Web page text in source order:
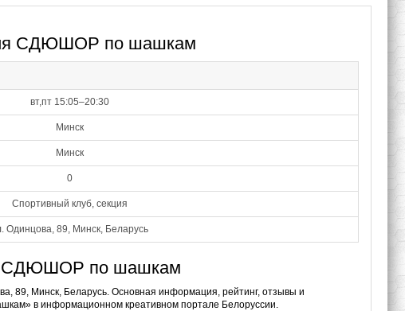
СДЮШОР по шашкам
вт,пт 15:05–20:30
Минск
Минск
0
Спортивный клуб, секция
Одинцова, 89, Минск, Беларусь
СДЮШОР по шашкам
Минск, Беларусь. Основная информация, рейтинг, отзывы и
в информационном креативном портале Белоруссии.